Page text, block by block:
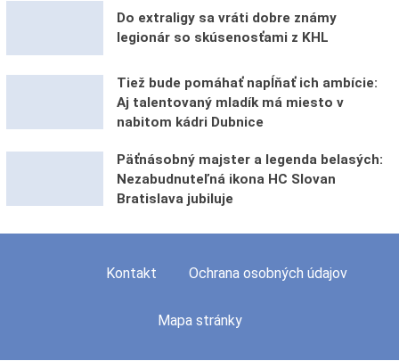
Do extraligy sa vráti dobre známy
legionár so skúsenosťami z KHL
Tiež bude pomáhať napĺňať ich ambície:
Aj talentovaný mladík má miesto v
nabitom kádri Dubnice
Päťnásobný majster a legenda belasých:
Nezabudnuteľná ikona HC Slovan
Bratislava jubiluje
Kontakt Ochrana osobných údajov
Mapa stránky